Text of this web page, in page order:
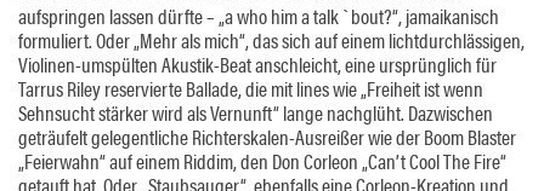
aufspringen lassen dürfte – „a who him a talk `bout?“, jamaikanisch
formuliert. Oder „Mehr als mich“, das sich auf einem lichtdurchlässigen,
Violinen-umspülten Akustik-Beat anschleicht, eine ursprünglich für
Tarrus Riley reservierte Ballade, die mit lines wie „Freiheit ist wenn
Sehnsucht stärker wird als Vernunft“ lange nachglüht. Dazwischen
geträufelt gelegentliche Richterskalen-Ausreißer wie der Boom Blaster
„Feierwahn“ auf einem Riddim, den Don Corleon „Can’t Cool The Fire“
getauft hat. Oder „Staubsauger“, ebenfalls eine Corleon-Kreation und